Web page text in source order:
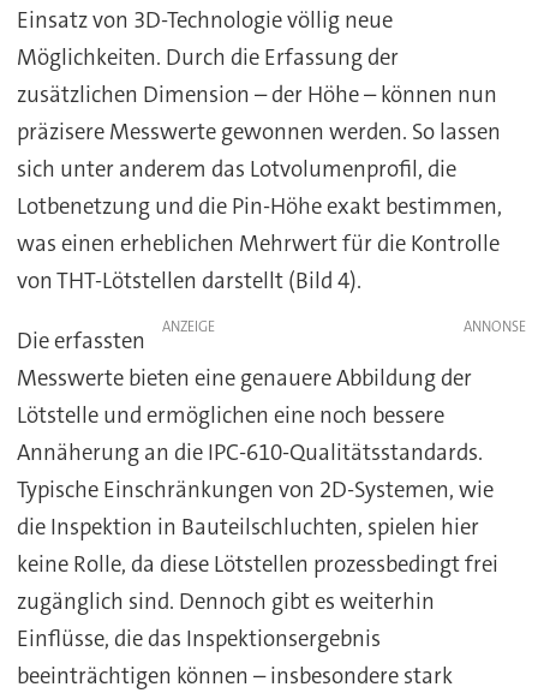
Einsatz von 3D-Technologie völlig neue
Möglichkeiten. Durch die Erfassung der
zusätzlichen Dimension – der Höhe – können nun
präzisere Messwerte gewonnen werden. So lassen
sich unter anderem das Lotvolumenprofil, die
Lotbenetzung und die Pin-Höhe exakt bestimmen,
was einen erheblichen Mehrwert für die Kontrolle
von THT-Lötstellen darstellt (Bild 4).
ANZEIGE
Die erfassten
Messwerte bieten eine genauere Abbildung der
Lötstelle und ermöglichen eine noch bessere
Annäherung an die IPC-610-Qualitätsstandards.
Typische Einschränkungen von 2D-Systemen, wie
die Inspektion in Bauteilschluchten, spielen hier
keine Rolle, da diese Lötstellen prozessbedingt frei
zugänglich sind. Dennoch gibt es weiterhin
Einflüsse, die das Inspektionsergebnis
beeinträchtigen können – insbesondere stark